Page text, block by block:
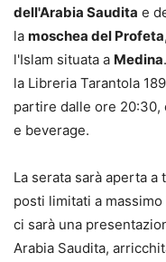
dell'Arabia Saudita e
la moschea del Profeta
l'Islam situata a Medina
la Libreria Tarantola
partire dalle ore
e beverage.
La serata sarà aperta
posti limitati a
ci sarà una
Arabia Saudita,